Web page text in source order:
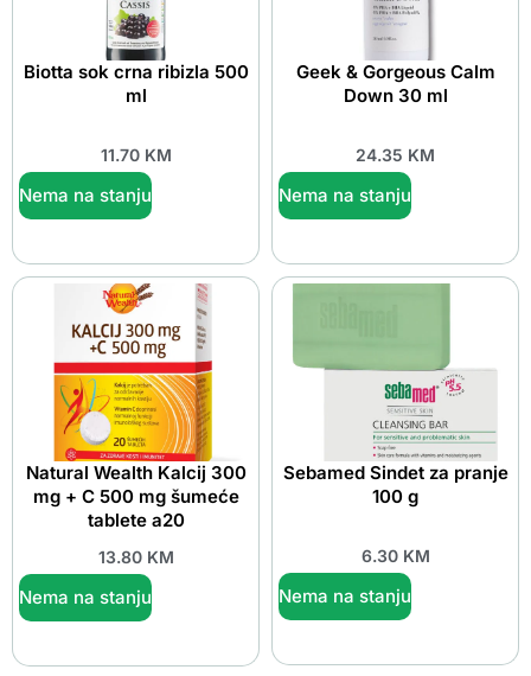
Biotta sok crna ribizla 500
ml
11.70 KM
Nema na stanju
Geek & Gorgeous Calm
Down 30 ml
24.35 KM
Nema na stanju
Natural Wealth Kalcij 300
mg + C 500 mg šumeće
tablete a20
13.80 KM
Nema na stanju
Sebamed Sindet za pranje
100 g
6.30 KM
Nema na stanju